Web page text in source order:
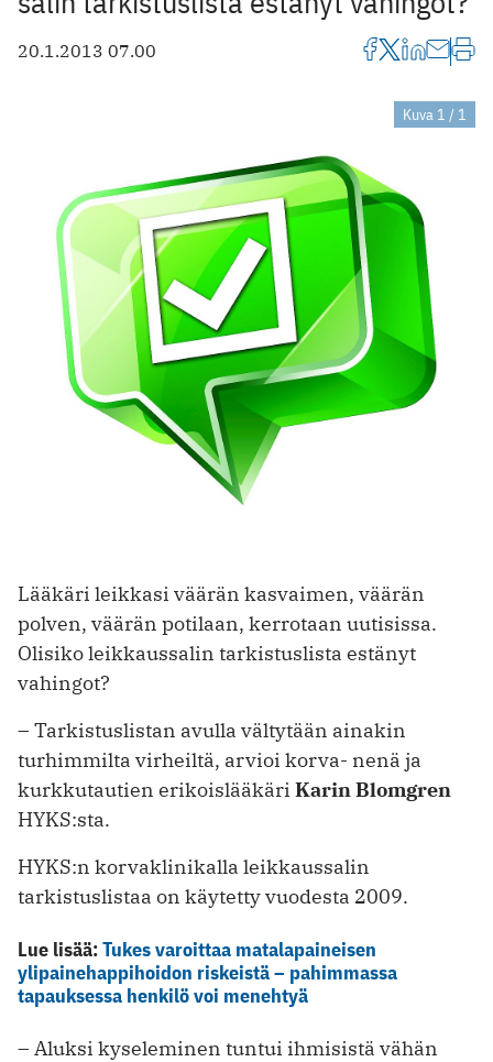
20.1.2013 07.00
Kuva 1 / 1
Lääkäri leikkasi väärän kasvaimen, väärän
polven, väärän potilaan, kerrotaan uutisissa.
Olisiko leikkaus­salin tarkistuslista estänyt
vahingot?
– Tarkistuslistan avulla vältytään ainakin
turhimmilta virheiltä, arvioi korva- nenä ja
kurkkutautien erikoislääkäri ­ Karin Blomgren
HYKS:sta.
HYKS:n korvaklinikalla leikkaussalin
tarkistuslistaa on käytetty vuodesta 2009.
Lue lisää:Tukes varoittaa matalapaineisen
ylipainehappihoidon riskeistä – pahimmassa
tapauksessa henkilö voi menehtyä
– Aluksi kyseleminen tuntui ihmisistä vähän